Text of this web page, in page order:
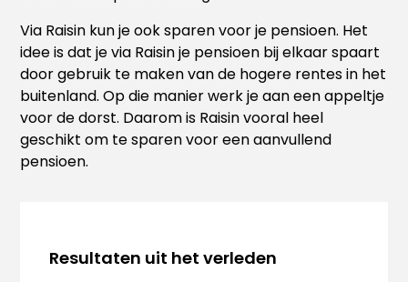
Via Raisin kun je ook sparen voor je pensioen. Het
idee is dat je via Raisin je pensioen bij elkaar spaart
door gebruik te maken van de hogere rentes in het
buitenland. Op die manier werk je aan een appeltje
voor de dorst. Daarom is Raisin vooral heel
geschikt om te sparen voor een aanvullend
pensioen.
Resultaten uit het verleden